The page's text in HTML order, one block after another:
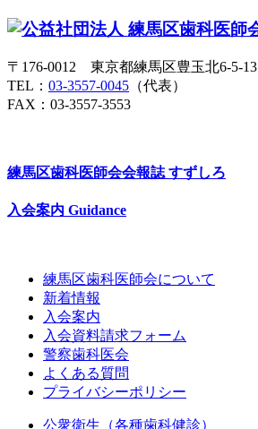
〒176-0012 東京都練馬区豊玉北6-5-13
TEL： 03-3557-0045 （代表）
FAX：03-3557-3553
練馬区歯科医師会会報誌 すずしろ
入会案内 Guidance
練馬区歯科医師会について
新着情報
入会案内
入会資料請求フォーム
警察歯科医会
よくある質問
プライバシーポリシー
公衆衛生（各種歯科健診）